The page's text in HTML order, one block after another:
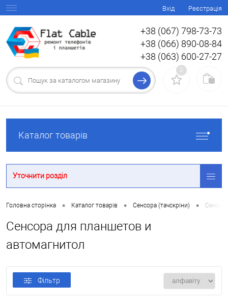
Вхід Реєстрація
+38 (067) 798-73-73
+38 (066) 890-08-84
+38 (063) 600-27-27
0
Каталог товарів
Уточнити розділ
Головна сторінка • Каталог товарів • Сенсора (тачскріни) •
Сенсора для планшетов и
автомагнитол
Фільтр